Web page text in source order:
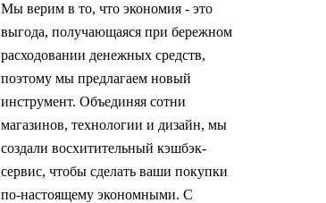
Мы верим в то, что экономия - это
выгода, получающаяся при бережном
расходовании денежных средств,
поэтому мы предлагаем новый
инструмент. Объединяя сотни
магазинов, технологии и дизайн, мы
создали восхитительный кэшбэк-
сервис, чтобы сделать ваши покупки
по-настоящему экономными. С